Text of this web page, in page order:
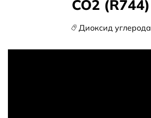
CO2 (R744)
Диоксид углерода